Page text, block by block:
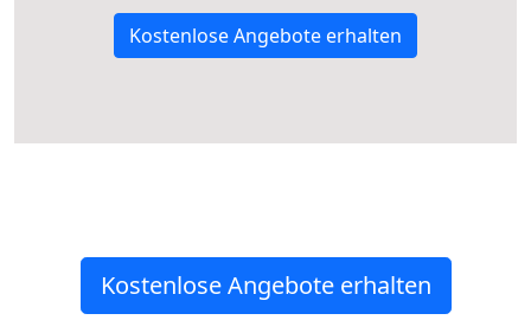
Kostenlose Angebote erhalten
Kostenlose Angebote erhalten